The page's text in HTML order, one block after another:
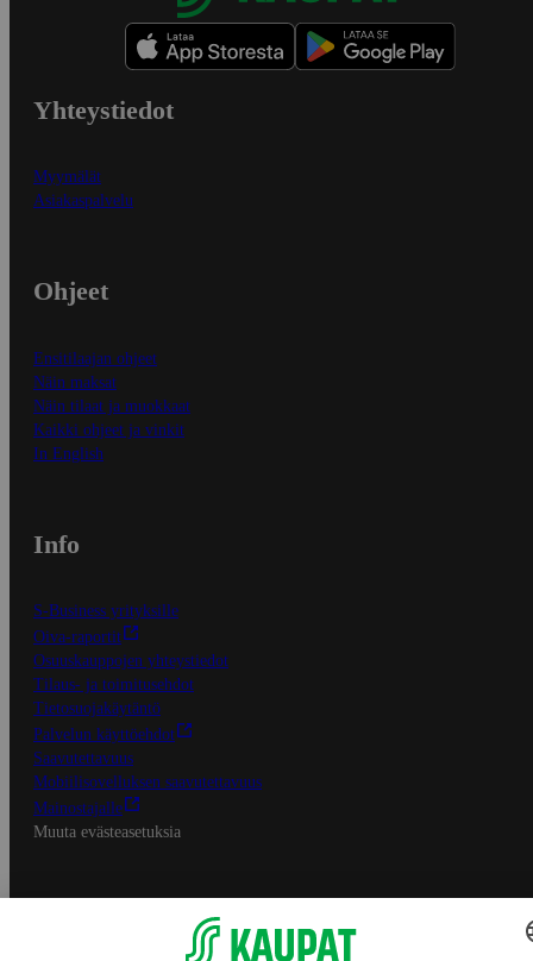
Yhteystiedot
Myymälät
Asiakaspalvelu
Ohjeet
Ensitilaajan ohjeet
Näin maksat
Näin tilaat ja muokkaat
Kaikki ohjeet ja vinkit
In English
Info
S-Business yrityksille
Oiva-raportit
Osuuskauppojen yhteystiedot
Tilaus- ja toimitusehdot
Tietosuojakäytäntö
Palvelun käyttöehdot
Saavutettavuus
Mobiilisovelluksen saavutettavuus
Mainostajalle
Muuta evästeasetuksia
S-ryhmän palvelut